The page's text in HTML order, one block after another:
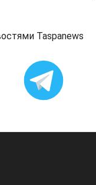
Taspanews